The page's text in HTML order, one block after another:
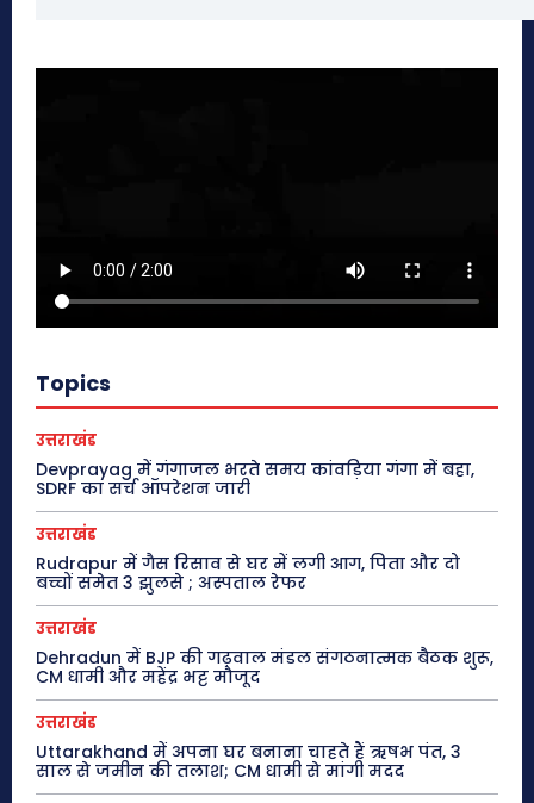
Topics
उत्तराखंड
Devprayag में गंगाजल भरते समय कांवड़िया गंगा में बहा,
SDRF का सर्च ऑपरेशन जारी
उत्तराखंड
Rudrapur में गैस रिसाव से घर में लगी आग, पिता और दो
बच्चों समेत 3 झुलसे ; अस्पताल रेफर
उत्तराखंड
Dehradun में BJP की गढ़वाल मंडल संगठनात्मक बैठक शुरू,
CM धामी और महेंद्र भट्ट मौजूद
उत्तराखंड
Uttarakhand में अपना घर बनाना चाहते हैं ऋषभ पंत, 3
साल से जमीन की तलाश; CM धामी से मांगी मदद